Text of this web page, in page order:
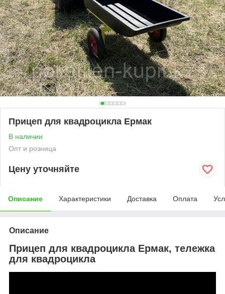
Прицеп для квадроцикла Ермак
В наличии
Опт и розница
Цену уточняйте
Описание Характеристики Доставка Оплата
Описание
Прицеп для квадроцикла Ермак, тележка
для квадроцикла